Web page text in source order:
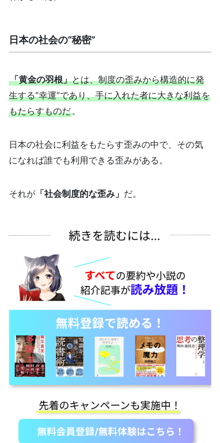
日本の社会の“秘密”
「黄金の羽根」とは、制度の歪みから構造的に発
生する”幸運”であり、手に入れた者に大きな利益を
もたらすものだ。
日本の社会に利益をもたらす歪みの中で、その気
になれば誰でも利用できる歪みがある。
それが「社会制度的な歪み」 だ。